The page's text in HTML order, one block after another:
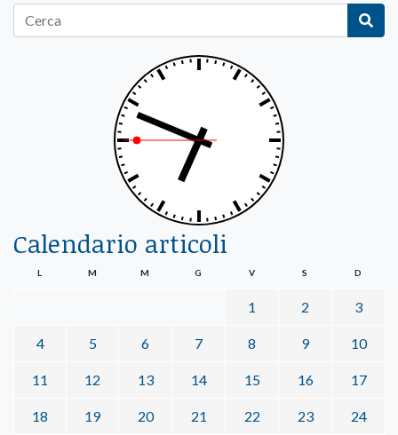
Calendario articoli
L M M G V S D
1 2 3
4 5 6 7 8 9 10
11 12 13 14 15 16 17
18 19 20 21 22 23 24